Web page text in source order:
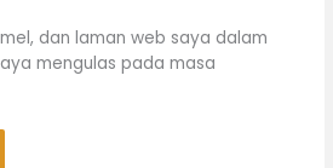
dan laman web saya dalam
mengulas pada masa